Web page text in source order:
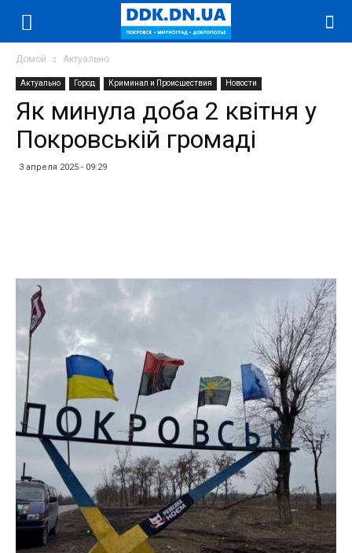
Домой Актуально
Актуально Город Криминал и Происшествия Новости
Як минула доба 2 квітня у
Покровській громаді
3 апреля 2025 - 09:29